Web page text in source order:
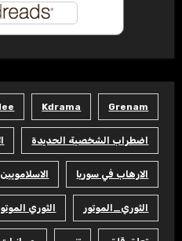
Grenam
Kdrama
اضطراب الشخصية الحديدة
الارهاب في سوريا الاسلامويين
الثوري_الموتور الثوري